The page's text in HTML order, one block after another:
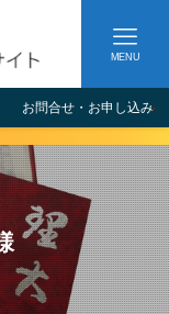
MENU
お問合せ・お申し込み